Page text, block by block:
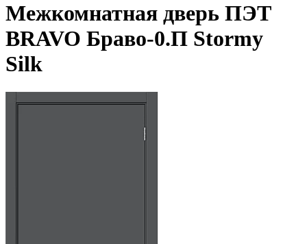
Межкомнатная дверь ПЭТ
BRAVO Браво-0.П Stormy
Silk